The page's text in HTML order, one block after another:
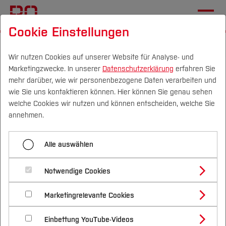
Campus Personen DE|EN Quicklinks
Studium
Studienangebote
Bachelorstudiengänge
Masterstudiengänge
Vor dem Studium
Bewerben & Einschreiben
Bewerbungsportal
Im Studium
Studienbüros und Prüfungen
Nach dem Studium
Forschung & Transfer
Profil
Forschungs- und Transferprofil
Schwerpunkte (FuT)
Beratung & Förderung
Nachhaltigkeit
Nachhaltigkeit studieren
International
Ziel erreicht, langsam
gereist!
21.11.2022
Ein Rückblick auf die Europatour
2022 des SolarCar-Teams der
Hochschule Bochum
Cookie Einstellungen
Wir nutzen Cookies auf unserer Website für Analyse- und
Marketingzwecke. In unserer Datenschutzerklärung erfahren Sie
mehr darüber, wie wir personenbezogene Daten verarbeiten und
wie Sie uns kontaktieren können. Hier können Sie genau sehen
welche Cookies wir nutzen und können entscheiden, welche Sie
annehmen.
Alle auswählen
Notwendige Cookies
Marketingrelevante Cookies
Einbettung YouTube-Videos